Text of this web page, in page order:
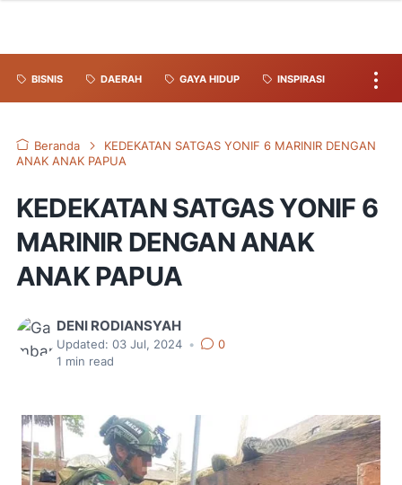
BISNIS DAERAH GAYA HIDUP INSPIRASI
Beranda
KEDEKATAN SATGAS YONIF 6 MARINIR DENGAN
ANAK ANAK PAPUA
KEDEKATAN SATGAS YONIF 6
MARINIR DENGAN ANAK
ANAK PAPUA
DENI RODIANSYAH
Updated: 03 Jul, 2024 •
0
1 min read